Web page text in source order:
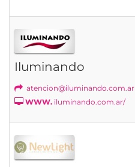
Iluminando
atencion@iluminando.com.ar
WWW. iluminando.com.ar/